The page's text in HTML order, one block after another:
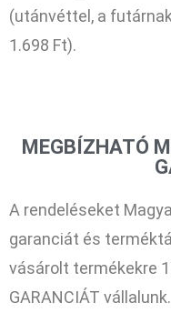
(utánvéttel, a
1.698 Ft).
MEGBÍZHATÓ
A rendeléseket
garanciát és
vásárolt termékekre
GARANCIÁT vállalunk.